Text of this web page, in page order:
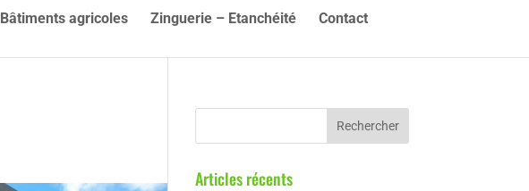
Bâtiments agricoles Zinguerie – Etanchéité Contact
Articles récents